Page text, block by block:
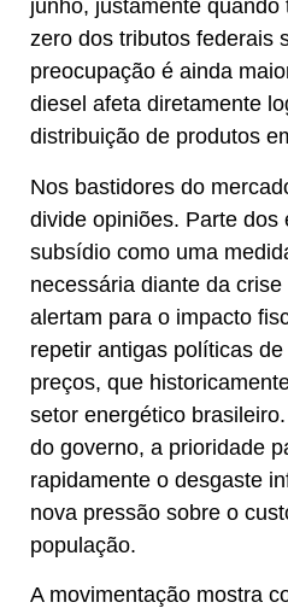
junho, justamente
zero dos tributos federais
preocupação é ainda
diesel afeta diretamente
distribuição de produtos
Nos bastidores do
divide opiniões. Parte dos
subsídio como uma
necessária diante da
alertam para o impacto
repetir antigas políticas
preços, que
setor energético
do governo, a prioridade
rapidamente o desgaste
nova pressão sobre o
população.
A movimentação mostra